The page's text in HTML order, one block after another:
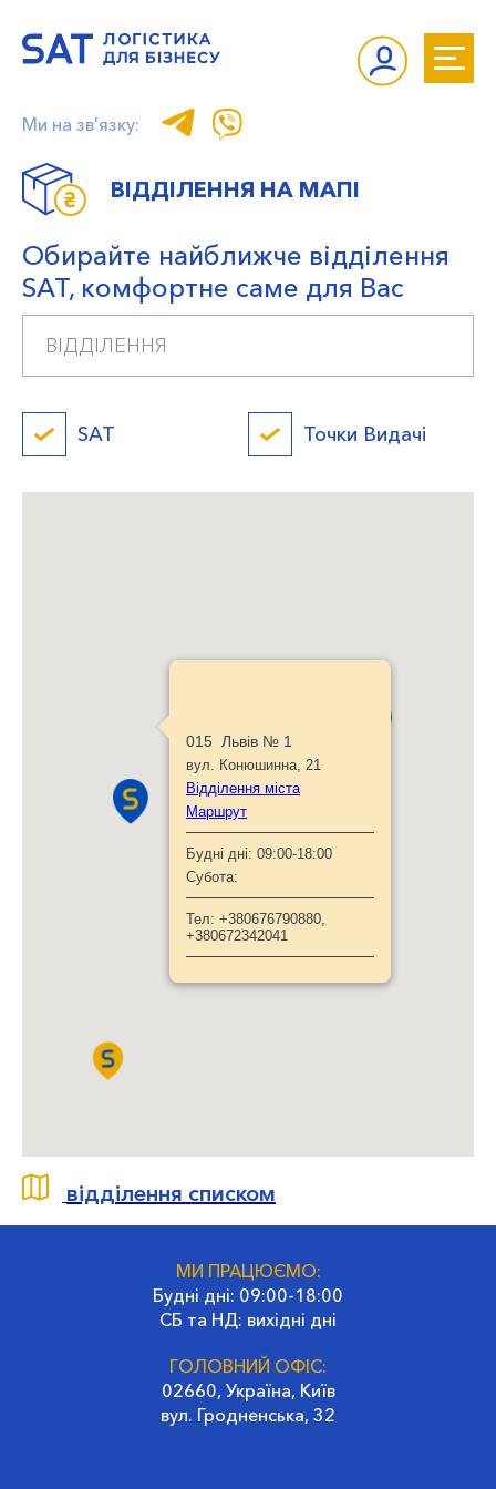
Ми на зв'язку:
ВІДДІЛЕННЯ НА МАПІ
Обирайте найближче відділення
SAT, комфортне саме для Вас
SAT Точки Видачі
015 Львів № 1
вул. Конюшинна, 21
Відділення міста
Маршрут
Будні дні: 09:00-18:00
Субота:
Тел: +380676790880,
+380672342041
відділення списком
МИ ПРАЦЮЄМО:
Будні дні: 09:00-18:00
СБ та НД: вихідні дні
ГОЛОВНИЙ ОФІС:
02660, Україна, Київ
вул. Гродненська, 32